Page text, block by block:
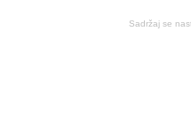
Sadržaj se